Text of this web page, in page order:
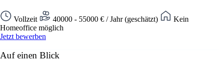
Vollzeit 40000 - 55000 € / Jahr (geschätzt)
Kein
Homeoffice möglich
Jetzt bewerben
Auf einen Blick